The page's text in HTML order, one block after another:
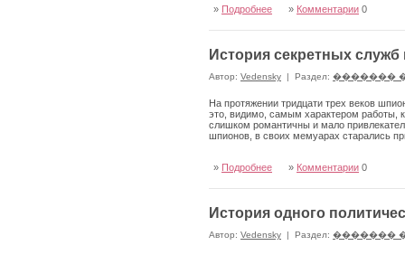
» Подробнее » Комментарии 0
История секретных служб
Автор: Vedensky | Раздел: �������
На протяжении тридцати трех веков
это, видимо, самым характером работы,
слишком романтичны и мало
шпионов, в своих мемуарах старались
» Подробнее » Комментарии 0
История одного
Автор: Vedensky | Раздел: �������